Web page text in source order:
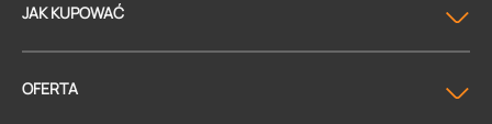
JAK KUPOWAĆ
OFERTA